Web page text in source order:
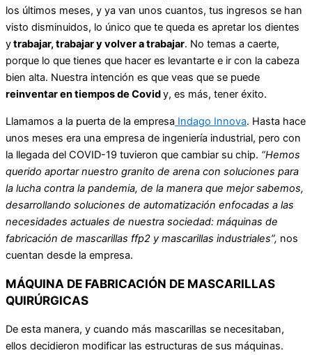
los últimos meses, y ya van unos cuantos, tus ingresos se han
visto disminuidos, lo único que te queda es apretar los dientes
ytrabajar, trabajar y volver a trabajar. No temas a caerte,
porque lo que tienes que hacer es levantarte e ir con la cabeza
bien alta. Nuestra intención es que veas que se puede
reinventar en tiempos de Covidy, es más, tener éxito.
Llamamos a la puerta de la empresa Indago Innova. Hasta hace
unos meses era una empresa de ingeniería industrial, pero con
la llegada del COVID-19 tuvieron que cambiar su chip. “Hemos
querido aportar nuestro granito de arena con soluciones para
la lucha contra la pandemia, de la manera que mejor sabemos,
desarrollando soluciones de automatización enfocadas a las
necesidades actuales de nuestra sociedad: máquinas de
fabricación de mascarillas ffp2 y mascarillas industriales”, nos
cuentan desde la empresa.
MÁQUINA DE FABRICACIÓN DE MASCARILLAS
QUIRÚRGICAS
De esta manera, y cuando más mascarillas se necesitaban,
ellos decidieron modificar las estructuras de sus máquinas.